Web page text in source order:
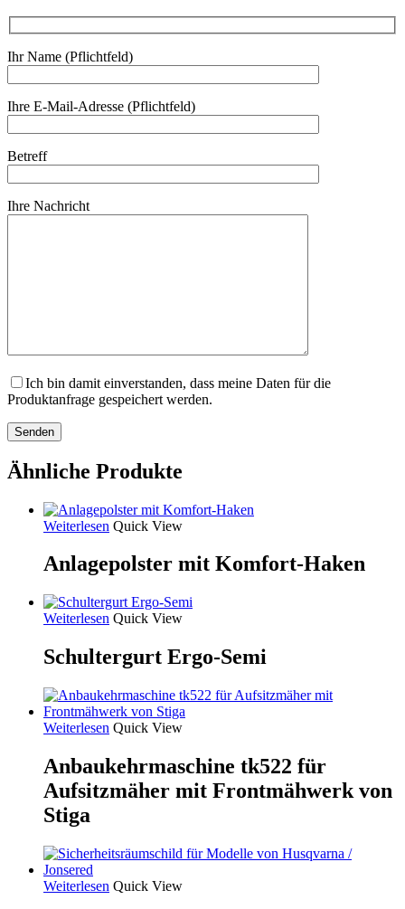
Ihr Name (Pflichtfeld)
Ihre E-Mail-Adresse (Pflichtfeld)
Betreff
Ihre Nachricht
Ich bin damit einverstanden, dass meine Daten für die
Produktanfrage gespeichert werden.
Ähnliche Produkte
Weiterlesen Quick View
Anlagepolster mit Komfort-Haken
Weiterlesen Quick View
Schultergurt Ergo-Semi
Weiterlesen Quick View
Anbaukehrmaschine tk522 für
Aufsitzmäher mit Frontmähwerk von
Stiga
Weiterlesen Quick View